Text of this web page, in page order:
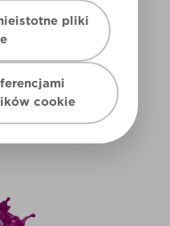
pliki
cookie